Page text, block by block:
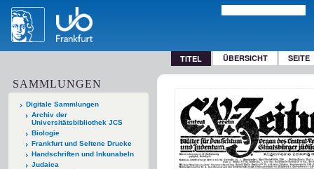
TITEL ÜBERSICHT SEITE
SAMMLUNGEN
Digitale Sammlungen
Archiv der
Universitätsbibliothek JCS
Biologie
Frankfurt und Seltene Drucke
Handschriften und Inkunabeln
Judaica